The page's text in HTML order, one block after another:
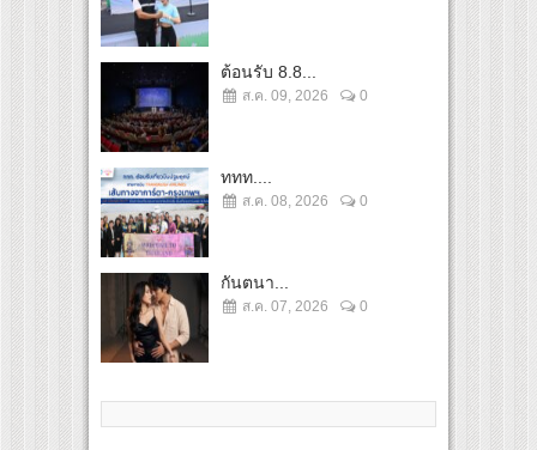
ต้อนรับ 8.8...
ส.ค. 09, 2026 0
ททท....
ส.ค. 08, 2026 0
กันตนา...
ส.ค. 07, 2026 0